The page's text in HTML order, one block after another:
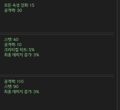
모든 속성 강화: 15
공격력: 30
스탯: 40
공격력: 10
크리티컬 히트: 5%
최종 데미지 증가: 3%
공격력: 110
스탯: 90
최종 데미지 증가: 3%